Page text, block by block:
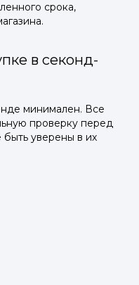
срока,
в секонд-
минимален. Все
проверку перед
уверены в их